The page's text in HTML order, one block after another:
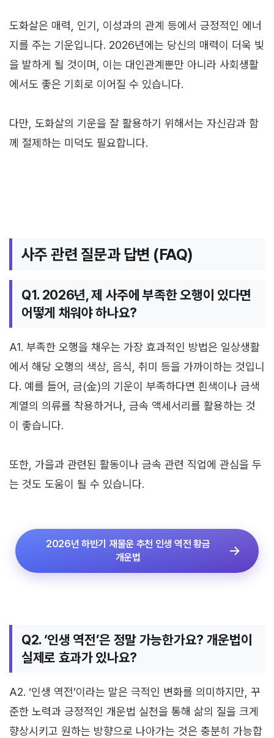
도화살은 매력, 인기, 이성과의 관계 등에서 긍정적인 에너
지를 주는 기운입니다. 2026년에는 당신의 매력이 더욱 빛
을 발하게 될 것이며, 이는 대인관계뿐만 아니라 사회생활
에서도 좋은 기회로 이어질 수 있습니다.
다만, 도화살의 기운을 잘 활용하기 위해서는 자신감과 함
께 절제하는 미덕도 필요합니다.
사주 관련 질문과 답변 (FAQ)
Q1. 2026년, 제 사주에 부족한 오행이 있다면
어떻게 채워야 하나요?
A1. 부족한 오행을 채우는 가장 효과적인 방법은 일상생활
에서 해당 오행의 색상, 음식, 취미 등을 가까이하는 것입니
다. 예를 들어, 금(金)의 기운이 부족하다면 흰색이나 금색
계열의 의류를 착용하거나, 금속 액세서리를 활용하는 것
이 좋습니다.
또한, 가을과 관련된 활동이나 금속 관련 직업에 관심을 두
는 것도 도움이 될 수 있습니다.
2026년 하반기 재물운 추천 인생 역전 황금
개운법
Q2. ‘인생 역전’은 정말 가능한가요? 개운법이
실제로 효과가 있나요?
A2. ‘인생 역전’이라는 말은 극적인 변화를 의미하지만, 꾸
준한 노력과 긍정적인 개운법 실천을 통해 삶의 질을 크게
향상시키고 원하는 방향으로 나아가는 것은 충분히 가능합